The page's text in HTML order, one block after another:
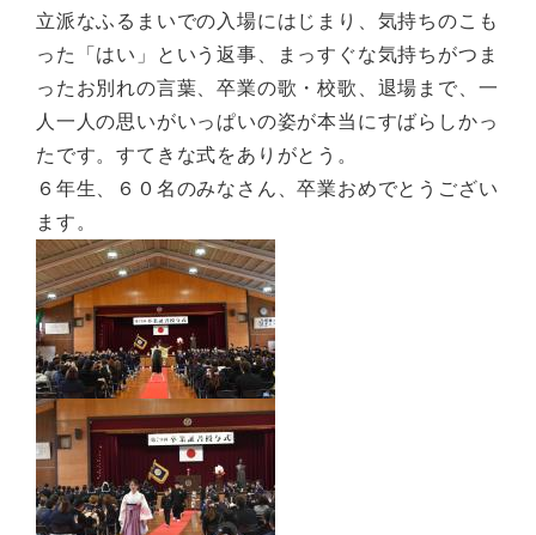
立派なふるまいでの入場にはじまり、気持ちのこも
った「はい」という返事、まっすぐな気持ちがつま
ったお別れの言葉、卒業の歌・校歌、退場まで、一
人一人の思いがいっぱいの姿が本当にすばらしかっ
たです。すてきな式をありがとう。
６年生、６０名のみなさん、卒業おめでとうござい
ます。